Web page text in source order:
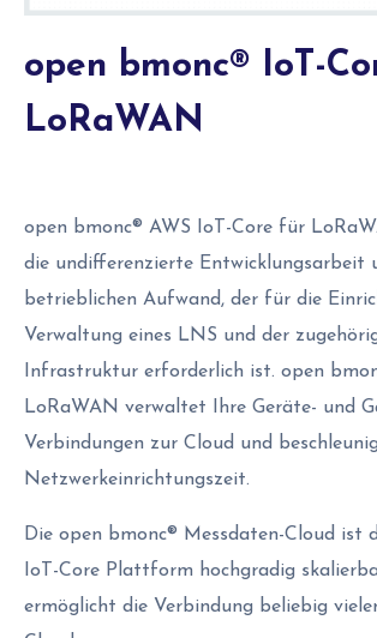
open bmonc® IoT-
LoRaWAN
open bmonc® AWS IoT-Core für
die undifferenzierte Entwicklungsarbeit
betrieblichen Aufwand, der für die
Verwaltung eines LNS und der
Infrastruktur erforderlich ist. open
LoRaWAN verwaltet Ihre Geräte- und
Verbindungen zur Cloud und
Netzwerkeinrichtungszeit.
Die open bmonc® Messdaten-Cloud ist
IoT-Core Plattform hochgradig
ermöglicht die Verbindung beliebig